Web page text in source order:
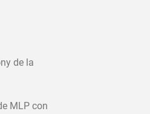
de la
MLP con